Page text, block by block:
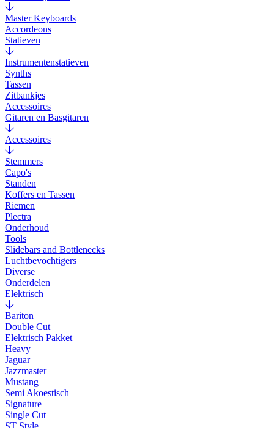
Master Keyboards
Accordeons
Statieven
Instrumentenstatieven
Synths
Tassen
Zitbankjes
Accessoires
Gitaren en Basgitaren
Accessoires
Stemmers
Capo's
Standen
Koffers en Tassen
Riemen
Plectra
Onderhoud
Tools
Slidebars and Bottlenecks
Luchtbevochtigers
Diverse
Onderdelen
Elektrisch
Bariton
Double Cut
Elektrisch Pakket
Heavy
Jaguar
Jazzmaster
Mustang
Semi Akoestisch
Signature
Single Cut